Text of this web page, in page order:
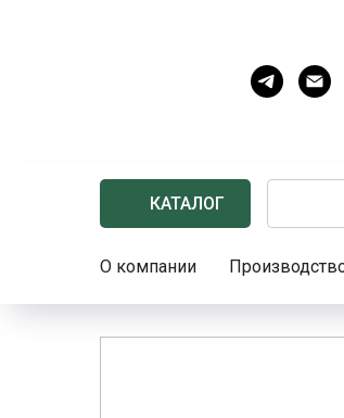
КАТАЛОГ
О компании